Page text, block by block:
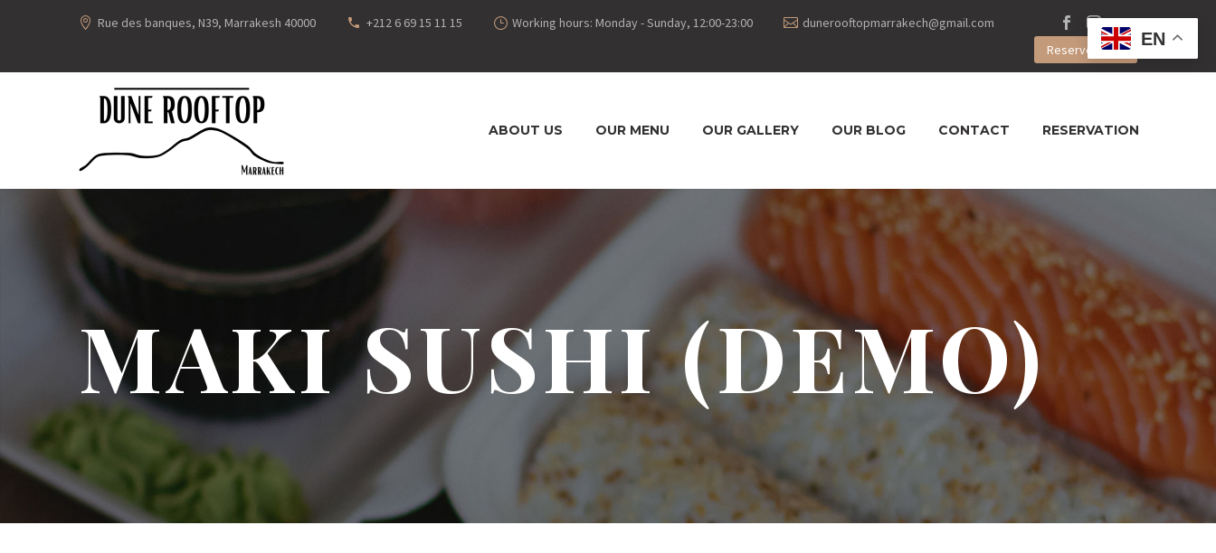
Rue des banques, N39, Marrakesh 40000 +212 6 69 15 11 15 Working hours: Monday - Sunday, 12:00-23:00
dunerooftopmarrakech@gmail.com
Reserve Table
ABOUT US OUR MENU OUR GALLERY OUR BLOG CONTACT RESERVATION
MAKI SUSHI (DEMO)
EN